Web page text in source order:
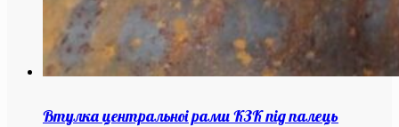
Втулка центральноі рами КЗК під палець